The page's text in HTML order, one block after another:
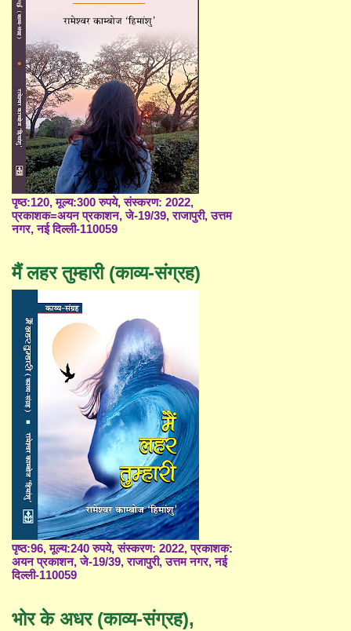
पृष्ठ:120, मूल्य:300 रुपये, संस्करण: 2022,
प्रकाशक=अयन प्रकाशन, जे-19/39, राजापुरी, उत्तम
नगर, नई दिल्ली-110059
मैं लहर तुम्हारी (काव्य-संग्रह)
पृष्ठ:96, मूल्य:240 रुपये, संस्करण: 2022, प्रकाशक:
अयन प्रकाशन, जे-19/39, राजापुरी, उत्तम नगर, नई
दिल्ली-110059
भोर के अधर (काव्य-संग्रह),